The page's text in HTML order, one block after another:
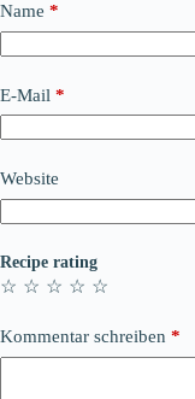
Name *
E-Mail *
Website
Recipe rating
☆
☆
☆
☆
☆
Kommentar schreiben *